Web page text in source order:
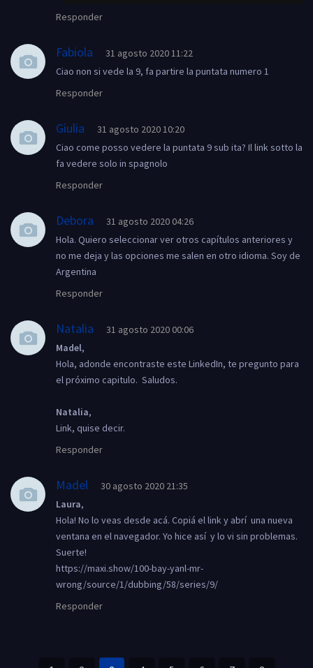
Responder
Fabiola
31 agosto 2020 11:22
Ciao non si vede la 9, fa partire la puntata numero 1
Responder
Giulia
31 agosto 2020 10:20
Ciao come posso vedere la puntata 9 sub ita? Il link sotto la
fa vedere solo in spagnolo
Responder
Debora
31 agosto 2020 04:26
Hola. Quiero seleccionar ver otros capítulos anteriores y
no me deja y las opciones me salen en otro idioma. Soy de
Argentina
Responder
Natalia
31 agosto 2020 00:06
Madel,
Hola, adonde encontraste este LinkedIn, te pregunto para
el próximo capitulo. Saludos.
Natalia,
Link, quise decir.
Responder
Madel
30 agosto 2020 21:35
Laura,
Hola! No lo veas desde acá. Copiá el link y abrí una nueva
ventana en el navegador. Yo hice así y lo vi sin problemas.
Suerte!
https://maxi.show/100-bay-yanl-mr-
wrong/source/1/dubbing/58/series/9/
Responder